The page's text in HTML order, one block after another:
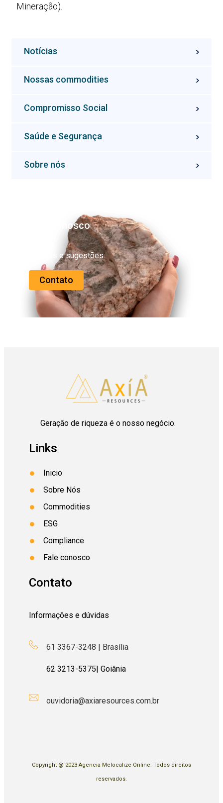
Mineração).
Notícias
Nossas commodities
Compromisso Social
Saúde e Segurança
Sobre nós
Fale conosco
Dúvidas e sugestões:
Contato
Geração de riqueza é o nosso negócio.
Links
Inicio
Sobre Nós
Commodities
ESG
Compliance
Fale conosco
Contato
Informações e dúvidas
61 3367-3248 | Brasília
62 3213-5375| Goiânia
ouvidoria@axiaresources.com.br
Copyright @ 2023 Agencia Melocalize Online. Todos direitos
reservados.